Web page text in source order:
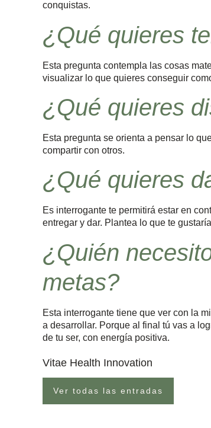
conquistas.
¿Qué quieres
Esta pregunta contempla las cosas
visualizar lo que quieres conseguir
¿Qué quieres
Esta pregunta se orienta a pensar lo
compartir con otros.
¿Qué quieres
Es interrogante te permitirá estar en
entregar y dar. Plantea lo que te
¿Quién
metas?
Esta interrogante tiene que ver con la
a desarrollar. Porque al final tú vas a
de tu ser, con energía positiva.
Vitae Health Innovation
Ver todas las entradas